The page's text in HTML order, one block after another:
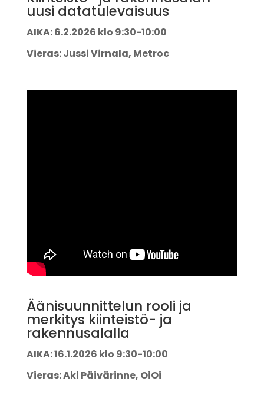
uusi datatulevaisuus
AIKA: 6.2.2026 klo 9:30-10:00
Vieras: Jussi Virnala, Metroc
Äänisuunnittelun rooli ja
merkitys kiinteistö- ja
rakennusalalla
AIKA: 16.1.2026 klo 9:30-10:00
Vieras: Aki Päivärinne, OiOi